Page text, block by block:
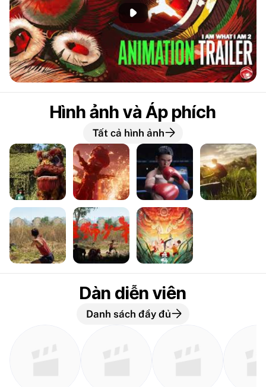
Phát đoạn giới thiệu
Hình ảnh và Áp phích
Tất cả hình ảnh
Dàn diễn viên
Danh sách đầy đủ